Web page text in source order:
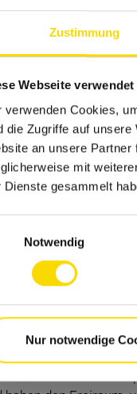
Zustimmung
Webseite
verwenden Cookies,
die Zugriffe auf
an unsere
mit
Dienste gesammelt
Notwendig
Nur notwendige
ein
und Position
& MÜLLER
wir wollen immer
einen Schritt
arbeiten an vielen